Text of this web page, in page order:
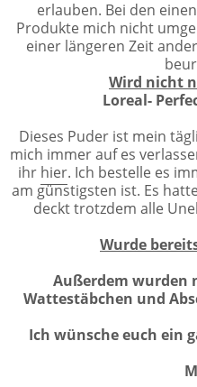
erlauben. Bei den
Produkte mich nicht
einer längeren Zeit
Wird nicht
Loreal-
Dieses Puder ist mein
mich immer auf es
ihr hier. Ich bestelle es
am günstigsten ist. Es
deckt trotzdem alle
Wurde
Außerdem wurden
Wattestäbchen und
Ich wünsche euch ein